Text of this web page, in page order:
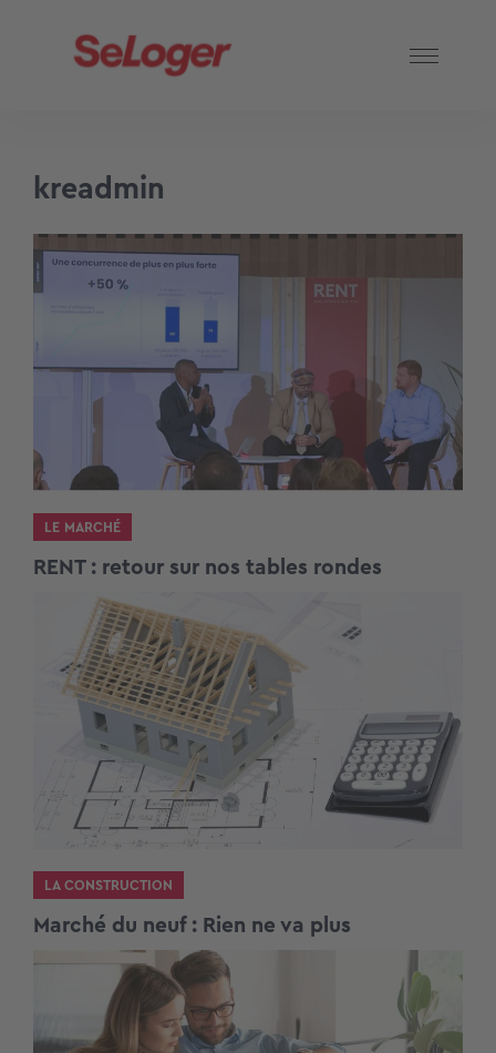
kreadmin
LE MARCHÉ
RENT : retour sur nos tables rondes
LA CONSTRUCTION
Marché du neuf : Rien ne va plus